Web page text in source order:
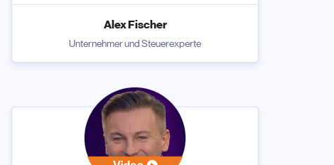
Alex Fischer
Unternehmer und Steuerexperte